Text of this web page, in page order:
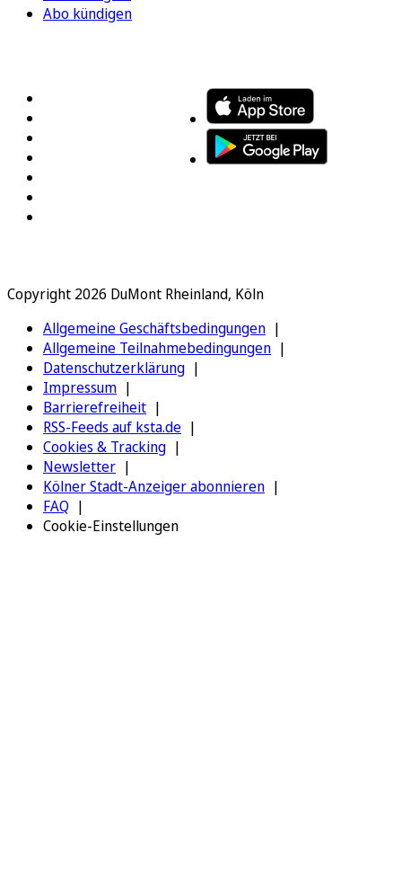
Abo kündigen
Copyright 2026 DuMont Rheinland, Köln
Allgemeine Geschäftsbedingungen
Allgemeine Teilnahmebedingungen
Datenschutzerklärung
Impressum
Barrierefreiheit
RSS-Feeds auf ksta.de
Cookies & Tracking
Newsletter
Kölner Stadt-Anzeiger abonnieren
FAQ
Cookie-Einstellungen